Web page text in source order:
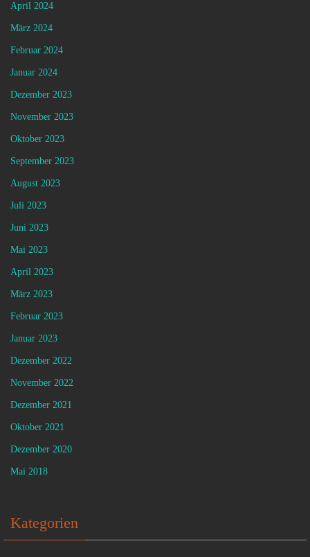
April 2024
März 2024
Februar 2024
Januar 2024
Dezember 2023
November 2023
Oktober 2023
September 2023
August 2023
Juli 2023
Juni 2023
Mai 2023
April 2023
März 2023
Februar 2023
Januar 2023
Dezember 2022
November 2022
Dezember 2021
Oktober 2021
Dezember 2020
Mai 2018
Kategorien